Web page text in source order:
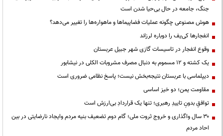
جنگ، جامعه در حال بی‌حیا شدن است
هوش مصنوعی چگونه عملیات فضاپیماها و ماهواره‌ها را تغییر می‌دهد؟
انفجارها کی‌یف را دوباره لرزاند
وقوع انفجار در تاسیسات گازی شهر جبیل عربستان
یک کشته و ۱۲ مسموم به دنبال مصرف مشروبات الکلی در نیشابور
دیپلماسی با عربستان نتیجه‌بخش نیست؛ پاسخ نظامی ضروری است
مقاومت یمن؛ دو خیز اساسی
توافقِ بدونِ تاییدِ رهبری؛ تنها یک قراردادِ بی‌ارزش است
۳۰ سال واگذاری و خروج ثروت ملی؛ گام دوم تضعیف بنیه مردم وایجاد نارضایتی در بین
احاد مردم